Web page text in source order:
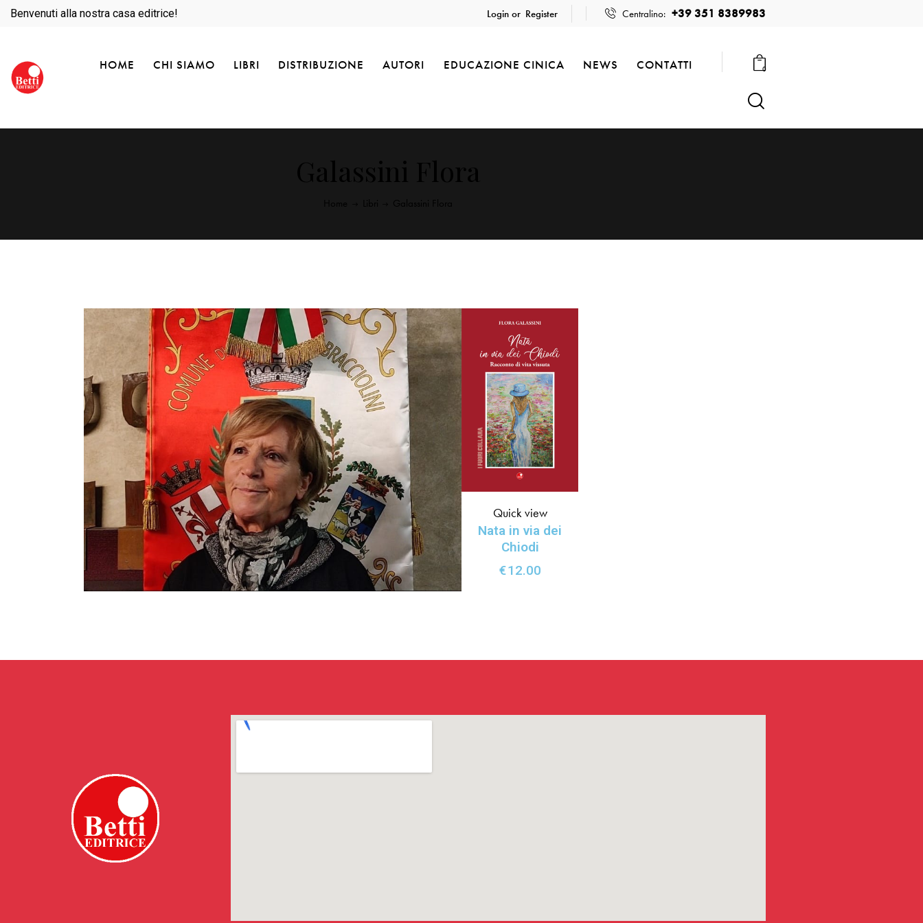
Benvenuti alla nostra casa editrice! Login or Register Centralino: +39 351 8389983
HOME CHI SIAMO LIBRI DISTRIBUZIONE AUTORI EDUCAZIONE CINICA NEWS CONTATTI 0
Nata in via dei
Chiodi
€12.00
Quick view